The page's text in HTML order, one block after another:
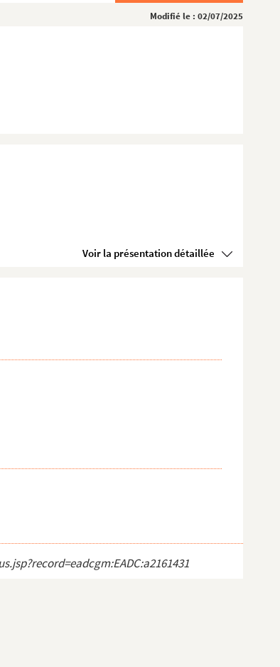
Modifié le : 02/07/2025
Voir la présentation détaillée